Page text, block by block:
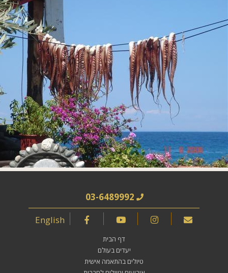
03-6489992
English
דף הבית
יעדים בעולם
טיולים בהתאמה אישית